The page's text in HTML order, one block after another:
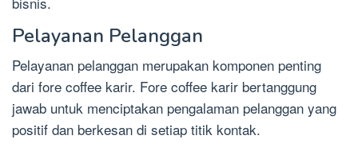
Pelayanan Pelanggan
Pelayanan pelanggan merupakan komponen penting
dari fore coffee karir. Fore coffee karir bertanggung
jawab untuk menciptakan pengalaman pelanggan yang
positif dan berkesan di setiap titik kontak.